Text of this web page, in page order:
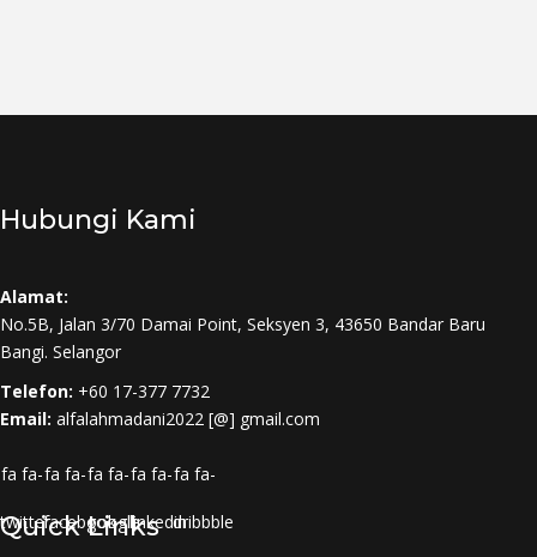
Hubungi Kami
Alamat:
No.5B, Jalan 3/70 Damai Point, Seksyen 3, 43650 Bandar Baru
Bangi. Selangor
Telefon: +60 17-377 7732
Email: alfalahmadani2022 [@] gmail.com
fa fa-
twitter
fa fa-
facebook
fa fa-
google-
fa fa-
linkedin
fa fa-
dribbble
Quick Links